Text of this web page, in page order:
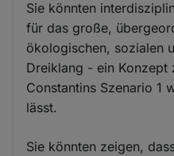
Sie könnten
für das große,
ökologischen, sozialen
Dreiklang - ein Konzept
Constantins Szenario 1
lässt.
Sie könnten zeigen,